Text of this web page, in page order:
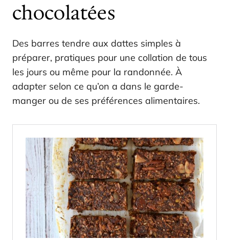
chocolatées
Des barres tendre aux dattes simples à
préparer, pratiques pour une collation de tous
les jours ou même pour la randonnée. À
adapter selon ce qu’on a dans le garde-
manger ou de ses préférences alimentaires.